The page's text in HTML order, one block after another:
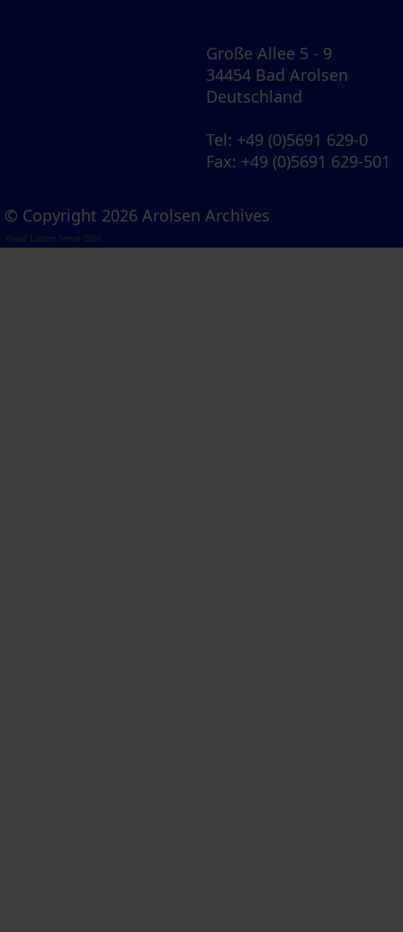
Große Allee 5 - 9
34454 Bad Arolsen
Deutschland
Tel: +49 (0)5691 629-0
Fax: +49 (0)5691 629-501
© Copyright 2026 Arolsen Archives
Visual Library Server 2026